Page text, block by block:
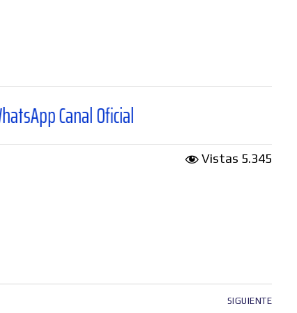
Oficial
Vistas 5.345
SIGUIENTE